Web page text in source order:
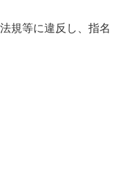
規等に違反し、指名